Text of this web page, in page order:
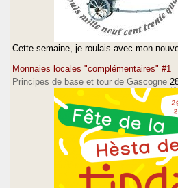
Cette semaine, je roulais avec mon
Monnaies locales "complémentaires" #1
Principes de base et tour de Gascogne